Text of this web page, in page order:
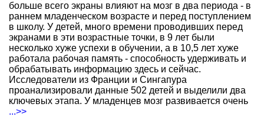
больше всего экраны влияют на мозг в два периода - в
раннем младенческом возрасте и перед поступлением
в школу. У детей, много времени проводивших перед
экранами в эти возрастные точки, в 9 лет были
несколько хуже успехи в обучении, а в 10,5 лет хуже
работала рабочая память - способность удерживать и
обрабатывать информацию здесь и сейчас.
Исследователи из Франции и Сингапура
проанализировали данные 502 детей и выделили два
ключевых этапа. У младенцев мозг развивается очень
...>>